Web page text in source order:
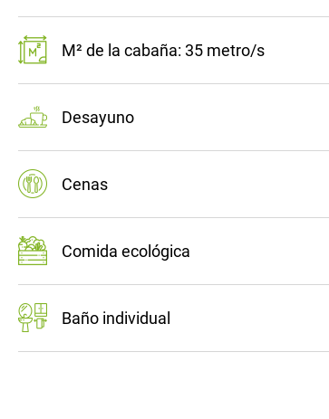
M² de la cabaña: 35 metro/s
Desayuno
Cenas
Comida ecológica
Baño individual